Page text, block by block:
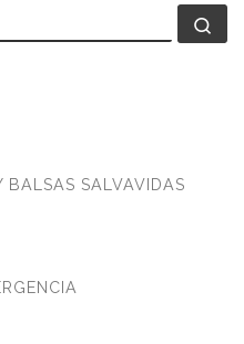
BALSAS SALVAVIDAS